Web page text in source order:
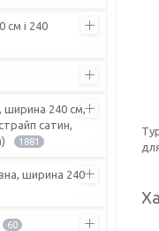
см і 240
ширина 240 см,
сатин,
1881
ширина 240
60